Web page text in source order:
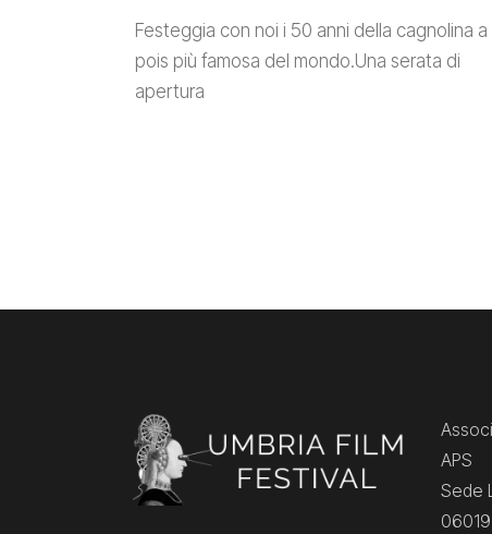
Festeggia con noi i 50 anni della cagnolina a
pois più famosa del mondo.Una serata di
apertura
APS
Sede
06019